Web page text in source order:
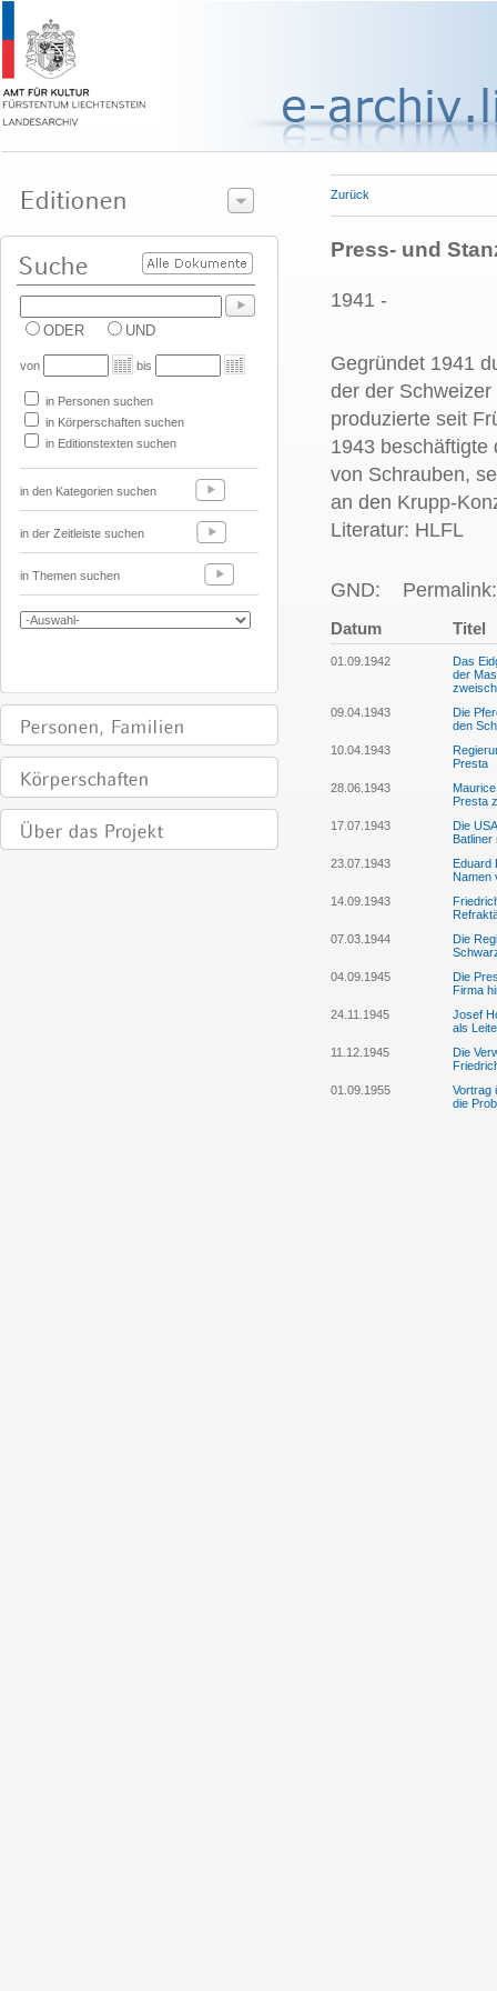
ODER UND
von bis
in Personen suchen
in Körperschaften suchen
in Editionstexten suchen
in den Kategorien suchen
in der Zeitleiste suchen
in Themen suchen
Zurück
Press- und
1941 -
Gegründet 1941
der der
produzierte seit
1943 beschäftigte
von Schrauben,
an den Krupp-
Literatur: HLFL
GND:
Datum Titel
01.09.1942
Das
der
09.04.1943
Die
den
10.04.1943
Presta
28.06.1943
Presta
17.07.1943
Die
Batliner
23.07.1943
Eduard
Namen
14.09.1943
07.03.1944
Die
04.09.1945
Die
Firma
24.11.1945
Josef
als
11.12.1945
Die
01.09.1955
Vortrag
die